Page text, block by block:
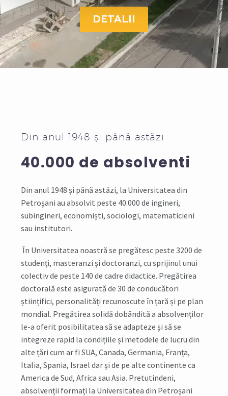
DETALII
Din anul 1948 și până astăzi
40.000 de absolventi
Din anul 1948 și până astăzi, la Universitatea din
Petroșani au absolvit peste 40.000 de ingineri,
subingineri, economiști, sociologi, matematicieni
sau institutori.
În Universitatea noastră se pregătesc peste 3200 de
studenți, masteranzi și doctoranzi, cu sprijinul unui
colectiv de peste 140 de cadre didactice. Pregătirea
doctorală este asigurată de 30 de conducători
științifici, personalități recunoscute în țară și pe plan
mondial. Pregătirea solidă dobândită a absolvenților
le-a oferit posibilitatea să se adapteze și să se
integreze rapid la condițiile și metodele de lucru din
alte țări cum ar fi SUA, Canada, Germania, Franța,
Italia, Spania, Israel dar și de pe alte continente ca
America de Sud, Africa sau Asia. Pretutindeni,
absolvenții formați la Universitatea din Petroșani